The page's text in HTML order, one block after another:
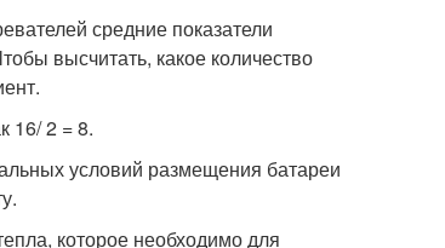
средние показатели
высчитать, какое количество
16/ 2 = 8.
условий размещения батареи
которое необходимо для